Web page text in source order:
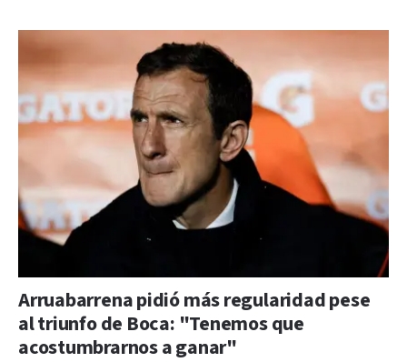
Arruabarrena pidió más regularidad pese
al triunfo de Boca: "Tenemos que
acostumbrarnos a ganar"